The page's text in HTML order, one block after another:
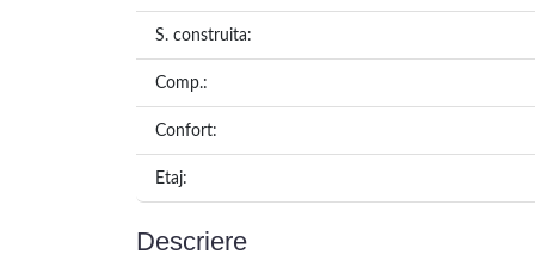
S. construita:
Comp.:
Confort:
Etaj:
Descriere